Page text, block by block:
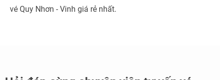
vé Quy Nhơn - Vinh giá rẻ nhất.